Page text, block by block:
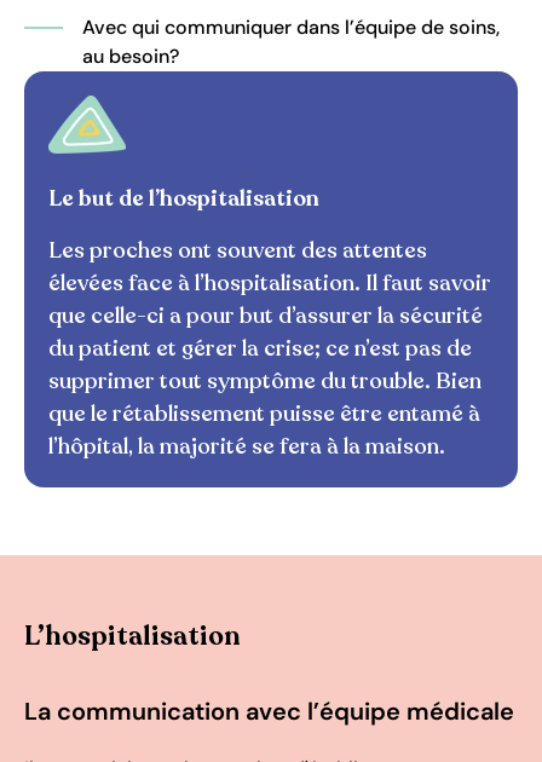
Avec qui communiquer dans l’équipe de soins,
au besoin?
Le but de l’hospitalisation
Les proches ont souvent des attentes
élevées face à l’hospitalisation. Il faut savoir
que celle-ci a pour but d’assurer la sécurité
du patient et gérer la crise; ce n’est pas de
supprimer tout symptôme du trouble. Bien
que le rétablissement puisse être entamé à
l’hôpital, la majorité se fera à la maison.
L’hospitalisation
La communication avec l’équipe médicale